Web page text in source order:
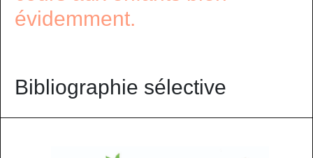
évidemment.
Bibliographie sélective